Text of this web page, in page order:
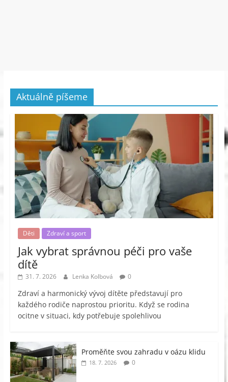
Aktuálně píšeme
Děti Zdraví a sport
Jak vybrat správnou péči pro vaše
dítě
31. 7. 2026 Lenka Kolbová 0
Zdraví a harmonický vývoj dítěte představují pro
každého rodiče naprostou prioritu. Když se rodina
ocitne v situaci, kdy potřebuje spolehlivou
Proměňte svou zahradu v oázu klidu
18. 7. 2026 0